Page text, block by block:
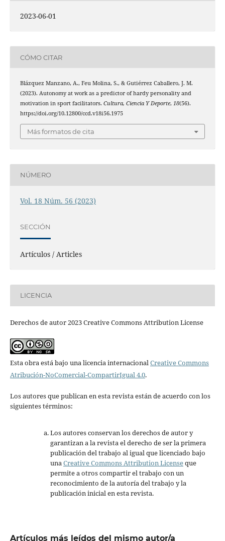
2023-06-01
CÓMO CITAR
Blázquez Manzano, A., Feu Molina, S., & Gutiérrez Caballero, J. M.
(2023). Autonomy at work as a predictor of hardy personality and
motivation in sport facilitators. Cultura, Ciencia Y Deporte, 18(56).
https://doi.org/10.12800/ccd.v18i56.1975
Más formatos de cita
NÚMERO
Vol. 18 Núm. 56 (2023)
SECCIÓN
Artículos / Articles
LICENCIA
Derechos de autor 2023 Creative Commons Attribution License
Esta obra está bajo una licencia internacionalCreative Commons
Atribución-NoComercial-CompartirIgual 4.0.
Los autores que publican en esta revista están de acuerdo con los
siguientes términos:
Los autores conservan los derechos de autor y
garantizan a la revista el derecho de ser la primera
publicación del trabajo al igual que licenciado bajo
unaCreative Commons Attribution Licenseque
permite a otros compartir el trabajo con un
reconocimiento de la autoría del trabajo y la
publicación inicial en esta revista.
Artículos más leídos del mismo autor/a